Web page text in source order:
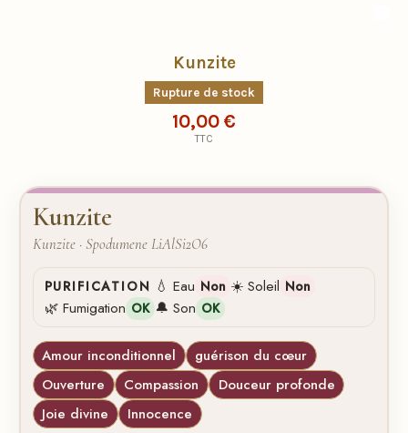
Kunzite
Rupture de stock
10,00 €
TTC
Kunzite
Kunzite · Spodumene LiAlSi2O6
PURIFICATION 💧 Eau Non ☀️ Soleil Non
🌿 Fumigation OK 🔔 Son OK
Amour inconditionnel
guérison du cœur
Ouverture
Compassion
Douceur profonde
Joie divine
Innocence